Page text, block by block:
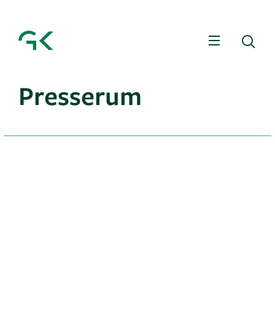
Meny
Presserum